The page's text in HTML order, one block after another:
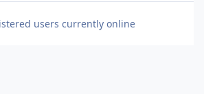
users currently online